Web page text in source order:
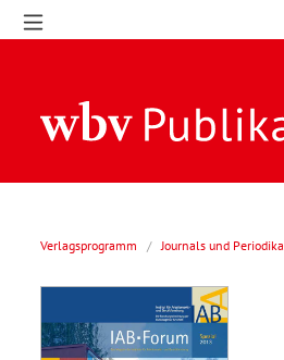
Verlagsprogramm / Journals und Periodika